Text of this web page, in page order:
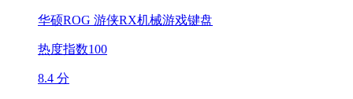
华硕ROG 游侠RX机械游戏键盘
热度指数100
8.4 分